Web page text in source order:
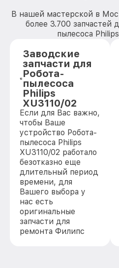
В нашей мастерской в
более 3.700 запчастей
пылесоса
Заводские
запчасти для
Робота-
пылесоса
Philips
XU3110/02
Если для Вас важно,
чтобы Ваше
устройство Робота-
пылесоса Philips
XU3110/02 работало
безотказно еще
длительный период
времени, для
Вашего выбора у
нас есть
оригинальные
запчасти для
ремонта Филипс